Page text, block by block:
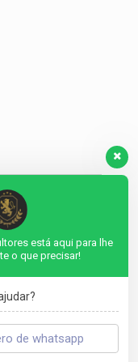
está aqui para lhe
o que precisar!